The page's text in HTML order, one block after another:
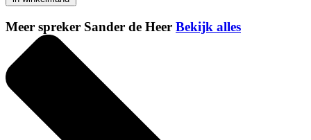
Meer spreker Sander de Heer Bekijk alles